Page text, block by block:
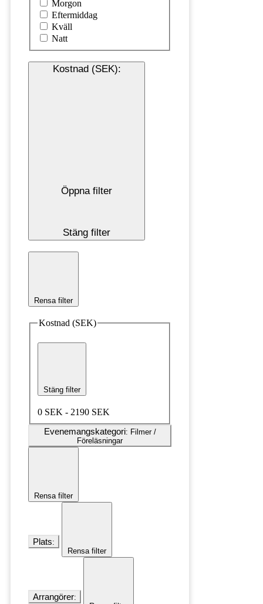
Morgon
Eftermiddag
Kväll
Natt
Kostnad (SEK):
Öppna filter
Stäng filter
Rensa filter
Kostnad (SEK)
Stäng filter
0 SEK - 2190 SEK
Evenemangskategori: Filmer /
Föreläsningar
Rensa filter
Plats:
Rensa filter
Arrangörer: